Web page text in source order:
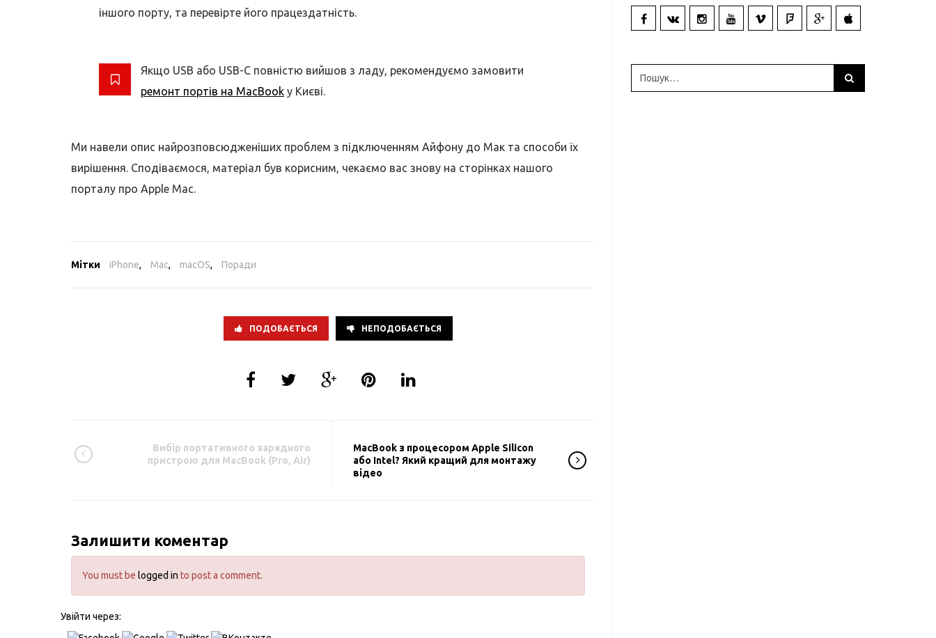
іншого порту, та перевірте його працездатність.
Якщо USB або USB-C повністю вийшов з ладу, рекомендуємо замовити
ремонт портів на MacBook у Києві.
Ми навели опис найрозповсюдженіших проблем з підключенням Айфону до Мак та способи їх
вирішення. Сподіваємося, матеріал був корисним, чекаємо вас знову на сторінках нашого
порталу про Apple Mac.
Мітки iPhone, Mac, macOS, Поради
ПОДОБАЄТЬСЯ НЕПОДОБАЄТЬСЯ
Вибір портативного зарядного
пристрою для MacBook (Pro, Air)
MacBook з процесором Apple Silicon
або Intel? Який кращий для монтажу
відео
Залишити коментар
You must be logged in to post a comment.
Увійти через: